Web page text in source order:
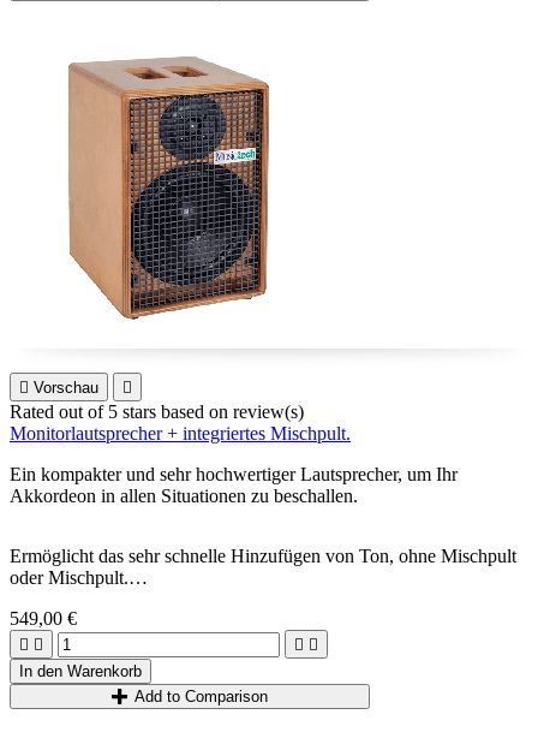
 Vorschau 
Rated out of 5 stars based on review(s)
Monitorlautsprecher + integriertes Mischpult.
Ein kompakter und sehr hochwertiger Lautsprecher, um Ihr
Akkordeon in allen Situationen zu beschallen.
Ermöglicht das sehr schnelle Hinzufügen von Ton, ohne Mischpult
oder Mischpult.
549,00 €
   
In den Warenkorb
Add to Comparison